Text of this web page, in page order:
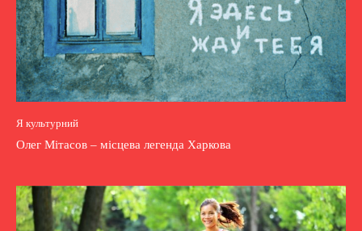
Я культурний
Олег Мітасов – місцева легенда Харкова